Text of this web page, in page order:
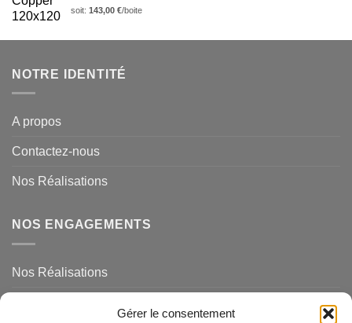
Gérer le consentement
soit: 143,00 €/boite
NOTRE IDENTITÉ
A propos
Contactez-nous
Nos Réalisations
NOS ENGAGEMENTS
Nos Réalisations